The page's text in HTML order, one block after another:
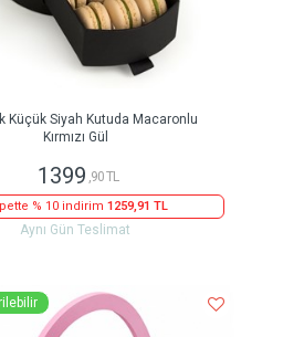
Küçük Siyah Kutuda Macaronlu
Kırmızı Gül
1399 ,90 TL
% 10 indirim 1259,91 TL
Aynı Gün Teslimat